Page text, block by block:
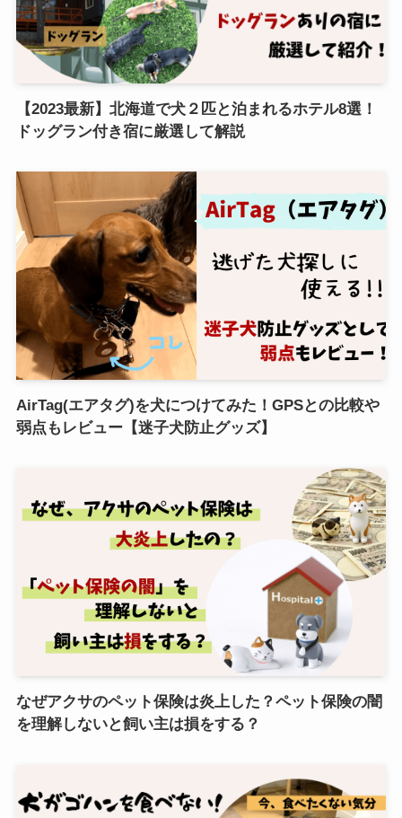
【2023最新】北海道で犬２匹と泊まれるホテル8選！
ドッグラン付き宿に厳選して解説
AirTag(エアタグ)を犬につけてみた！GPSとの比較や
弱点もレビュー【迷子犬防止グッズ】
なぜアクサのペット保険は炎上した？ペット保険の闇
を理解しないと飼い主は損をする？